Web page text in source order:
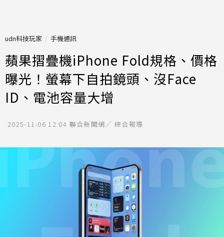
udn科技玩家 手機通訊
蘋果摺疊機iPhone Fold規格、價格
曝光！螢幕下自拍鏡頭、沒Face
ID、電池容量大增
2025-11-06 12:04 聯合新聞網／ 綜合報導